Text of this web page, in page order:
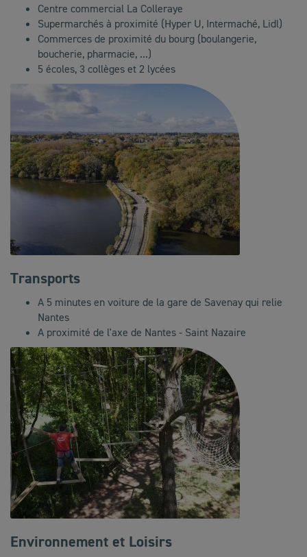
Centre commercial La Colleraye
Supermarchés à proximité (Hyper U, Intermaché, Lidl)
Commerces de proximité du bourg (boulangerie,
boucherie, pharmacie, ...)
5 écoles, 3 collèges et 2 lycées
Transports
A 5 minutes en voiture de la gare de Savenay qui relie
Nantes
A proximité de l'axe de Nantes - Saint Nazaire
Environnement et Loisirs